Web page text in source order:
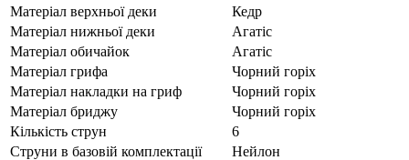
Матеріал верхньої деки
Кедр
Матеріал нижньої деки
Агатіс
Матеріал обичайок
Агатіс
Матеріал грифа
Чорний горіх
Матеріал накладки на гриф
Чорний горіх
Матеріал бриджу
Чорний горіх
Кількість струн
6
Струни в базовій комплектації
Нейлон